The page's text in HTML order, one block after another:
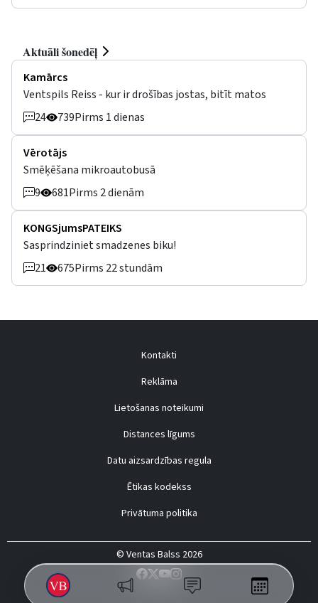
Aktuāli šonedēļ
Kamārcs
Ventspils Reiss - kur ir drošības jostas, bitīt matos
24
739Pirms 1 dienas
Vērotājs
Smēķēšana mikroautobusā
9
681Pirms 2 dienām
KONGSjumsPATEIKS
Sasprindziniet smadzenes biku!
21
675Pirms 22 stundām
Kontakti
Reklāma
Lietošanas noteikumi
Distances līgums
Datu aizsardzības regula
Ētikas kodekss
Privātuma politika
© Ventas Balss 2026